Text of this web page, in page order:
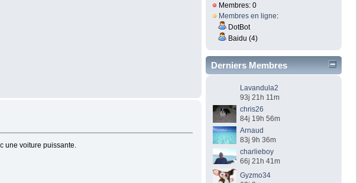
une voiture puissante.
Membres: 0
Membres en ligne:
DotBot
Baidu (4)
Derniers Membres
Lavandula2
93j 21h 11m
chris26
84j 19h 56m
Arnaud
83j 9h 36m
charlieboy
66j 21h 41m
Gyzmo34